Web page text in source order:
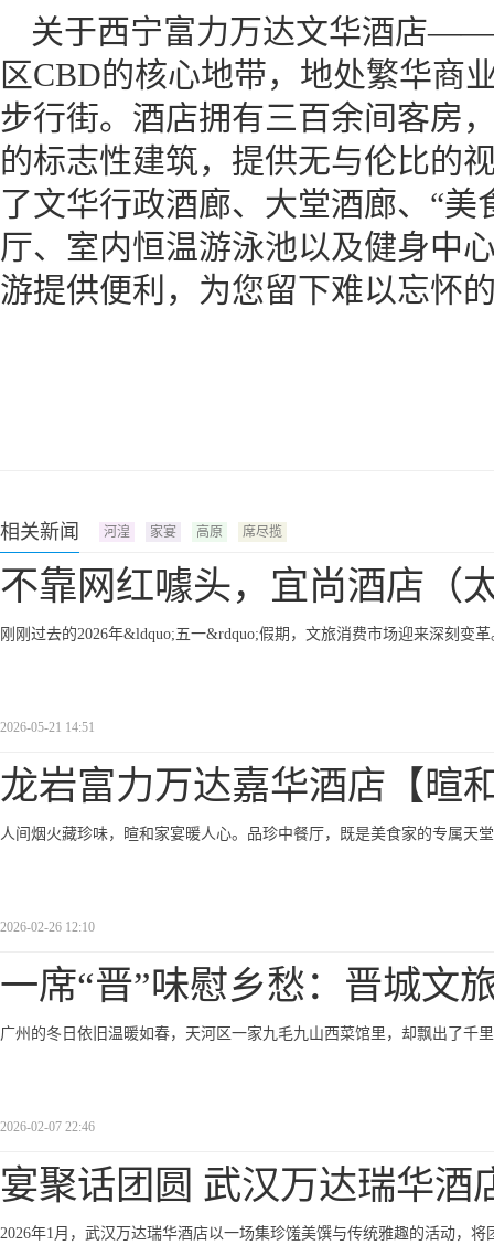
关于西宁富力万达文华酒店
区CBD的核心地带，地处繁华商
步行街。酒店拥有三百余间客房
的标志性建筑，提供无与伦比的
了文华行政酒廊、大堂酒廊、“美
厅、室内恒温游泳池以及健身中
游提供便利，为您留下难以忘怀
相关新闻 河湟 家宴 高原 席尽揽
不靠网红噱头，宜尚酒店（
刚刚过去的2026年&ldquo;五一&rdquo;假期，文旅消费市场迎来深刻变革
2026-05-21 14:51
龙岩富力万达嘉华酒店【暄
人间烟火藏珍味，暄和家宴暖人心。品珍中餐厅，既是美食家的专属天
2026-02-26 12:10
一席“晋”味慰乡愁：晋城文
广州的冬日依旧温暖如春，天河区一家九毛九山西菜馆里，却飘出了千
2026-02-07 22:46
宴聚话团圆 武汉万达瑞华酒
2026年1月，武汉万达瑞华酒店以一场集珍馐美馔与传统雅趣的活动，